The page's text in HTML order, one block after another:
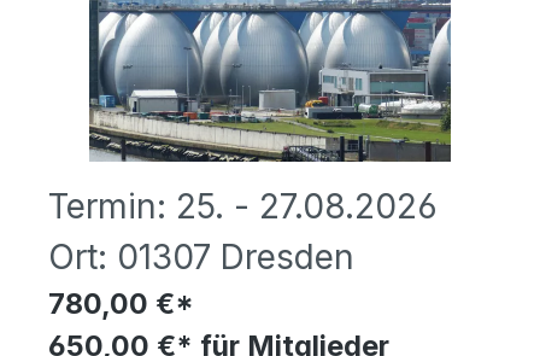
Termin: 25. - 27.08.2026
Ort: 01307 Dresden
780,00 €*
650,00 €* für Mitglieder